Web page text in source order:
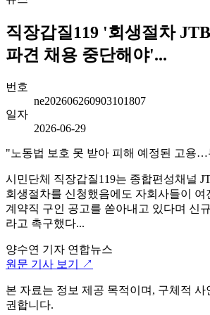
직장갑질119 '회생절차
파견 채용 중단해야'...
번호
ne202606260903101807
일자
2026-06-29
"노동법 보호 못 받아 피해 예정된 고용
시민단체 직장갑질119는 종합편성채널
회생절차를 신청했음에도 자회사들이 여
계약직 구인 공고를 쏟아내고 있다며 신
라고 촉구했다...
양수연 기자 연합뉴스
원문 기사 보기 ↗
본 자료는 정보 제공 목적이며, 구체적 사
권합니다.